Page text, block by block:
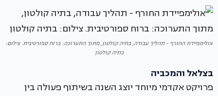
אולימפיידת החורף - תהליך עבודה, בתיה קולטון, מתוך התערוכה: ברוח ספורטיבית. צילום:
בתיה קולטון
בצלאל והמכביה
פרויקט אקדמי מיוחד יוצג השנה בשיתוף פעולה בין